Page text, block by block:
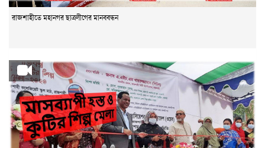
রাজশাহীতে মহানগর ছাত্রলীগের মানববন্ধন